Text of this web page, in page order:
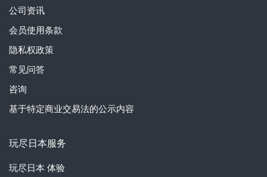
公司资讯
会员使用条款
隐私权政策
常见问答
咨询
基于特定商业交易法的公示内容
玩尽日本服务
玩尽日本 体验